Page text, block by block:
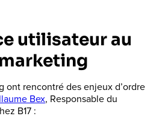
utilisateur au
ont rencontré des enjeux d’ordre
Bex, Responsable du
B17 :